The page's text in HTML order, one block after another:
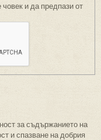
и да предпази от
за съдържанието на
и спазване на добрия